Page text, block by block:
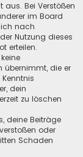
aus. Bei Verstößen
im Board
nach
Nutzung dieses
erteilen.
übernimmt, die er
dein
zu löschen
deine Beiträge
oder
Schaden